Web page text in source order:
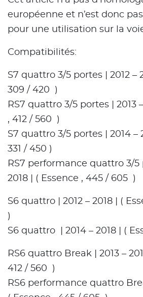
européenne et n’est donc
pour une utilisation sur la
Compatibilités:
S7 quattro 3/5 portes | 2012 –
309 / 420 )
RS7 quattro 3/5 portes | 2013
, 412 / 560 )
S7 quattro 3/5 portes | 2014 –
331 / 450 )
RS7 performance quattro 3/5
2018 | ( Essence , 445 / 605 )
S6 quattro | 2012 – 2018 | (
)
S6 quattro | 2014 – 2018 | (
RS6 quattro Break | 2013 –
412 / 560 )
RS6 performance quattro